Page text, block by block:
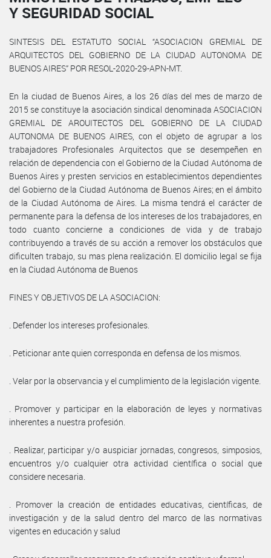
Y SEGURIDAD SOCIAL
SINTESIS DEL ESTATUTO SOCIAL “ASOCIACION GREMIAL DE
ARQUITECTOS DEL GOBIERNO DE LA CIUDAD AUTONOMA DE
BUENOS AIRES” POR RESOL-2020-29-APN-MT.
En la ciudad de Buenos Aires, a los 26 días del mes de marzo de
2015 se constituye la asociación sindical denominada ASOCIACION
GREMIAL DE AROUITECTOS DEL GOBIERNO DE LA CIUDAD
AUTONOMA DE BUENOS AIRES, con el objeto de agrupar a los
trabajadores Profesionales Arquitectos que se desempeñen en
relación de dependencia con el Gobierno de la Ciudad Autónoma de
Buenos Aires y presten servicios en establecimientos dependientes
del Gobierno de la Ciudad Autónoma de Buenos Aires; en el ámbito
de la Ciudad Autónoma de Aires. La misma tendrá el carácter de
permanente para la defensa de los intereses de los trabajadores, en
todo cuanto concierne a condiciones de vida y de trabajo
contribuyendo a través de su acción a remover los obstáculos que
dificulten trabajo, su mas plena realización. El domicilio legal se fija
en la Ciudad Autónoma de Buenos
FINES Y OBJETIVOS DE LA ASOCIACION:
. Defender los intereses profesionales.
. Peticionar ante quien corresponda en defensa de los mismos.
. Velar por la observancia y el cumplimiento de la legislación vigente.
. Promover y participar en la elaboración de leyes y normativas
inherentes a nuestra profesión.
. Realizar, participar y/o auspiciar jornadas, congresos, simposios,
encuentros y/o cualquier otra actividad científica o social que
considere necesaria.
. Promover la creación de entidades educativas, científicas, de
investigación y de la salud dentro del marco de las normativas
vigentes en educación y salud